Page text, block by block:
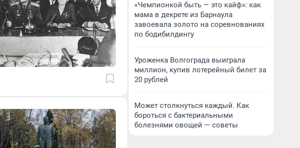
«Чемпионкой быть — это кайф»: как
мама в декрете из Барнаула
завоевала золото на соревнованиях
по бодибилдингу
Уроженка Волгограда выиграла
миллион, купив лотерейный билет за
20 рублей
Может столкнуться каждый. Как
бороться с бактериальными
болезнями овощей — советы